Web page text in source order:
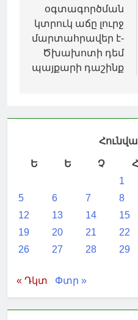
օգտագործման
կտրուկ աճը լուրջ
մարտահրավեր է-
Ծխախոտի դեմ
պայքարի դաշինք
Ե Ե Չ Հ
1
5
6 7 8
12
13 14 15
19
20 21 22
26
27 28 29
« Դկտ Փտր »